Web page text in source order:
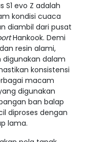
evo Z adalah
kondisi cuaca
diambil dari pusat
Hankook. Demi
resin alami,
digunakan dalam
konsistensi
macam
digunakan
ban balap
diproses dengan
lama.